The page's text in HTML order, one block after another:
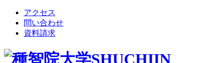
アクセス
問い合わせ
資料請求